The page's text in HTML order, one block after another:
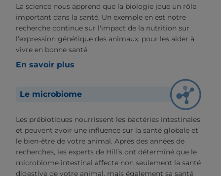
La science nous apprend que la biologie joue un rôle
important dans la santé. Un exemple en est notre
recherche continue sur l'impact de la nutrition sur
l'expression génétique des animaux, pour les aider à
vivre en bonne santé.
En savoir plus
Le microbiome
Les prébiotiques nourrissent les bactéries intestinales
et peuvent avoir une influence sur la santé globale et
le bien-être de votre animal. Après des années de
recherches, les experts de Hill’s ont déterminé que le
microbiome intestinal affecte non seulement la santé
digestive de votre animal, mais également sa santé